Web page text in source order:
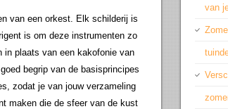
van een orkest. Elk schilderij is
is om deze instrumenten zo
in plaats van een kakofonie van
begrip van de basisprincipes
zodat je van jouw verzameling
maken die de sfeer van de kust
van